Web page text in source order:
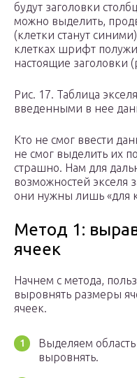
будут заголовки
можно выделить,
(клетки станут
клетках шрифт
настоящие заголовки
Рис. 17. Таблица
введенными в нее
Кто не смог ввести
не смог выделить их
страшно. Нам для
возможностей экселя
они нужны лишь «для
Метод 1:
ячеек
Начнем с метода,
выровнять размеры
ячеек.
Выделяем
выровнять.